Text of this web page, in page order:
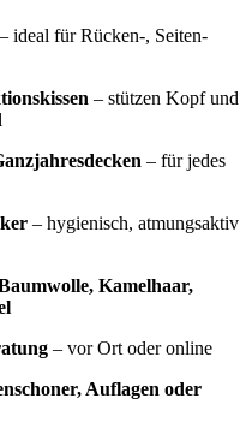
– ideal für Rücken-, Seiten-
– stützen Kopf und
– für jedes
– hygienisch, atmungsaktiv
Kamelhaar,
– vor Ort oder online
Auflagen oder